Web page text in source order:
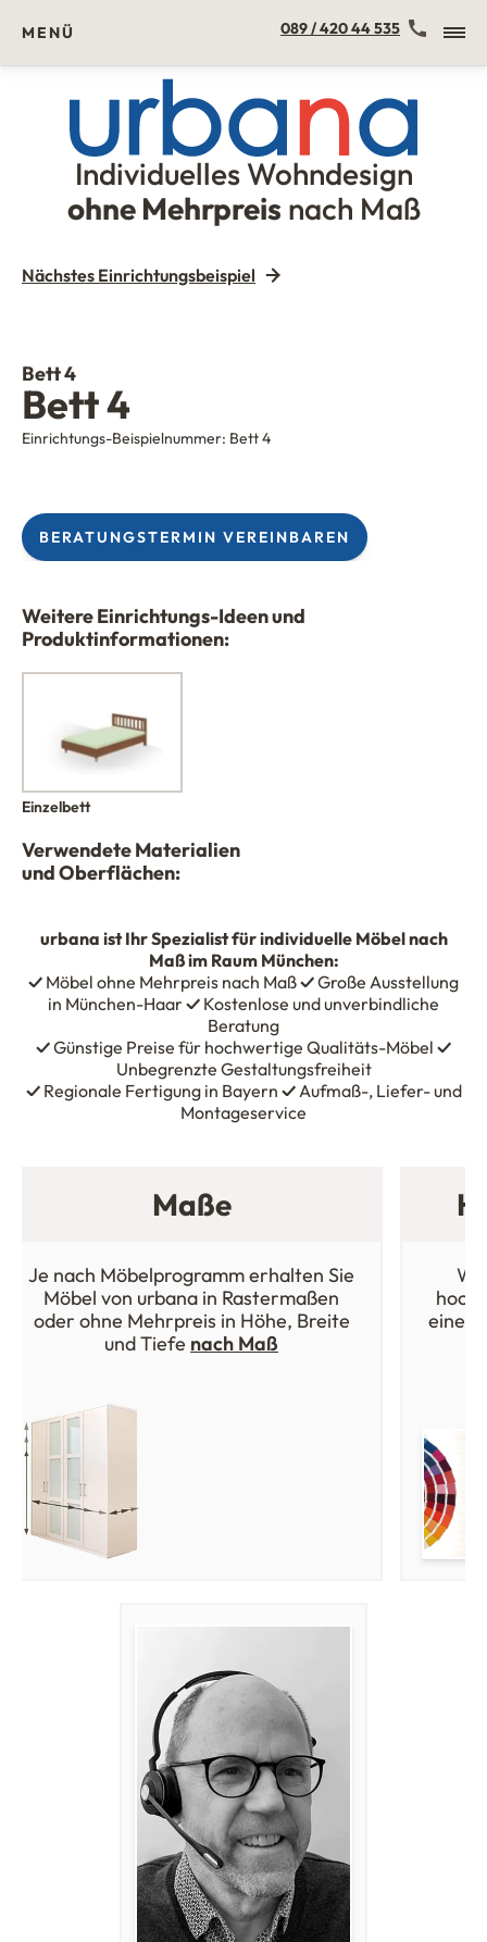
Urbana Möbel
Individuelles Wohndesign
ohne Mehrpreis nach Maß
MENÜ
Kontakt 089 / 420 44 535
Nächstes Einrichtungsbeispiel
Bett 4
Bett 4
Einrichtungs-Beispielnummer: Bett 4
BERATUNGSTERMIN VEREINBAREN
Weitere Einrichtungs-Ideen und
Produktinformationen:
Einzelbett
Verwendete Materialien
und Oberflächen:
urbana ist Ihr Spezialist für individuelle Möbel nach
Maß im Raum München:
✓ Möbel ohne Mehrpreis nach Maß✓Große Ausstellung
in München-Haar✓ Kostenlose und unverbindliche
Beratung
✓Günstige Preise für hochwertige Qualitäts-Möbel ✓
Unbegrenzte Gestaltungsfreiheit
✓Regionale Fertigung in Bayern ✓Aufmaß-, Liefer- und
Montageservice
Maße
Je nach Möbelprogramm erhalten Sie
Möbel von urbana in Rastermaßen
oder ohne Mehrpreis in Höhe, Breite
und Tiefe nach Maß
einer